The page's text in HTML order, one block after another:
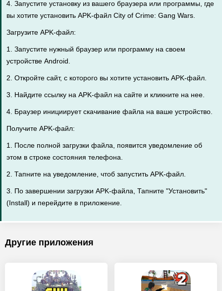
4. Запустите установку из вашего браузера или программы, где
вы хотите установить APK-файл City of Crime: Gang Wars.
Загрузите APK-файл:
1. Запустите нужный браузер или программу на своем
устройстве Android.
2. Откройте сайт, с которого вы хотите установить APK-файл.
3. Найдите ссылку на APK-файл на сайте и кликните на нее.
4. Браузер инициирует скачивание файла на ваше устройство.
Получите APK-файл:
1. После полной загрузки файла, появится уведомление об
этом в строке состояния телефона.
2. Тапните на уведомление, чтоб запустить APK-файл.
3. По завершении загрузки APK-файла, Тапните "Установить"
(Install) и перейдите в приложение.
Другие приложения